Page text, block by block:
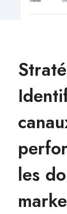
les